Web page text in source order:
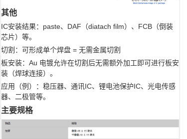
其他
IC安装结果：paste、DAF（diatach film）、FCB（倒装
芯片）等。
切割：可形成单个焊盘 = 无需金属切割
板安装：Au 电镀允许在切割后无需额外加工即可进行板安
装（焊球连接）。
应用（例）：稳压器、通讯IC、锂电池保护IC、光电传感
器、二极管等。
主要规格